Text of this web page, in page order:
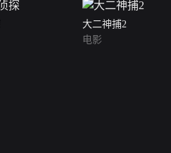
大二神捕2
电影